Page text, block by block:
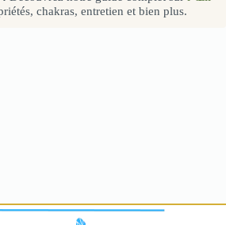
chakras, entretien et bien plus.